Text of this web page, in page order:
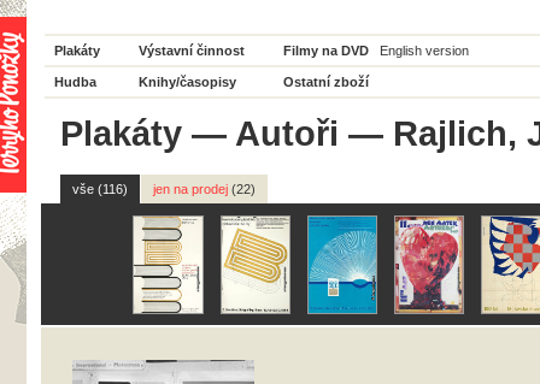
Plakáty Výstavní činnost Filmy na DVD English version
Hudba Knihy/časopisy Ostatní zboží
Plakáty — Autoři — Rajlich,
vše (116) jen na prodej (22)